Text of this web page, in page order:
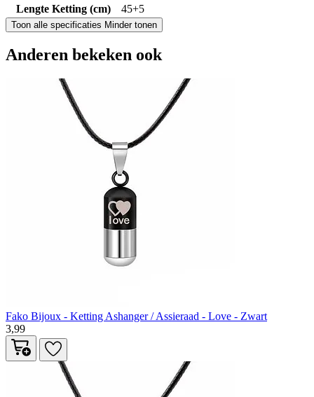
Lengte Ketting (cm)
45+5
Toon alle specificaties Minder tonen
Anderen bekeken ook
Fako Bijoux - Ketting Ashanger / Assieraad - Love - Zwart
3,99